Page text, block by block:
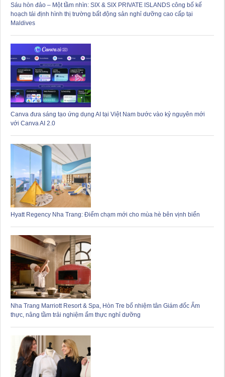
Sáu hòn đảo – Một tầm nhìn: SIX & SIX PRIVATE ISLANDS công bố kế
hoạch tái định hình thị trường bất động sản nghỉ dưỡng cao cấp tại
Maldives
Canva đưa sáng tạo ứng dụng AI tại Việt Nam bước vào kỷ nguyên mới
với Canva AI 2.0
Hyatt Regency Nha Trang: Điểm chạm mới cho mùa hè bên vịnh biển
Nha Trang Marriott Resort & Spa, Hòn Tre bổ nhiệm tân Giám đốc Ẩm
thực, nâng tầm trải nghiệm ẩm thực nghỉ dưỡng